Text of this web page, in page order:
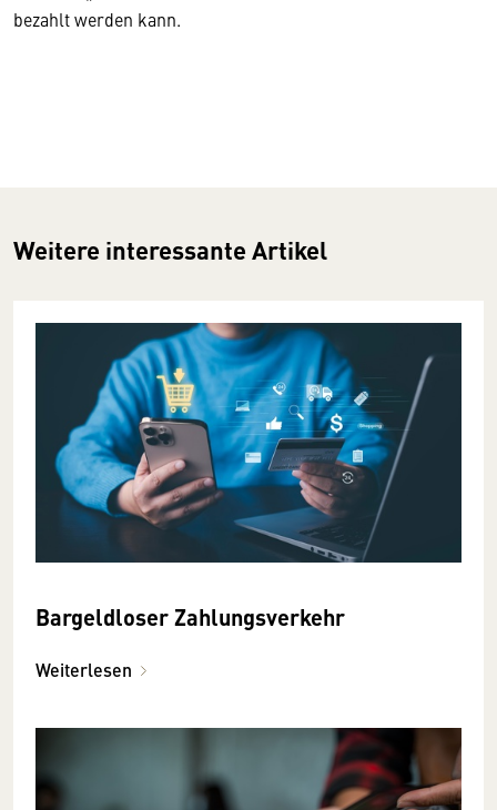
bezahlt werden kann.
Weitere interessante Artikel
Bargeldloser Zahlungsverkehr
Weiterlesen